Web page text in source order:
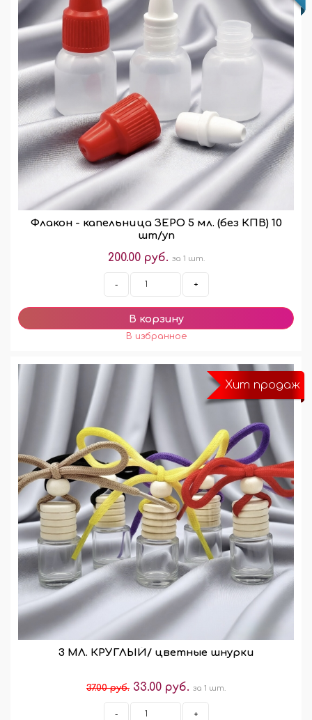
Флакон - капельница ЗЕРО 5 мл. (без КПВ) 10
шт/уп
200.00 руб. за 1 шт.
- +
Хит продаж
3 МЛ. КРУГЛЫЙ/ цветные шнурки
37.00 руб. 33.00 руб. за 1 шт.
- +